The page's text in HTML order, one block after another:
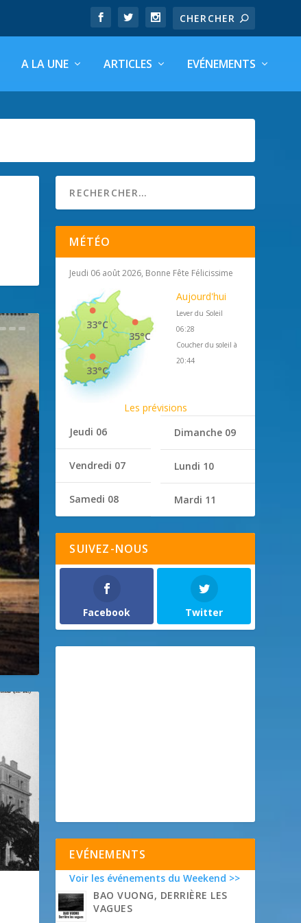
A LA UNE ARTICLES EVÉNEMENTS
MÉTÉO
Jeudi 06 août 2026, Bonne Fête Félicissime
35°C
33°C
33°C
Aujourd'hui
Lever du Soleil
06:28
Coucher du soleil à
20:44
Les prévisions
Jeudi 06
Vendredi 07
Samedi 08
Dimanche 09
Lundi 10
Mardi 11
SUIVEZ-NOUS
Facebook Twitter
EVÉNEMENTS
Voir les événements du Weekend >>
BAO VUONG, DERRIÈRE LES
VAGUES